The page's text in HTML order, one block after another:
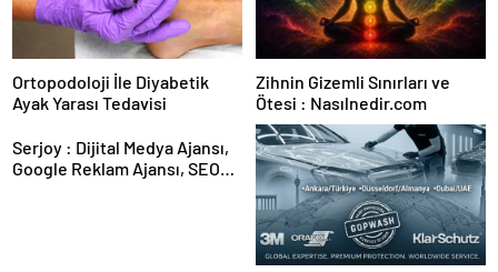
Ortopodoloji İle Diyabetik
Ayak Yarası Tedavisi
Zihnin Gizemli Sınırları ve
Ötesi : Nasılnedir.com
Serjoy : Dijital Medya Ajansı,
Google Reklam Ajansı, SEO